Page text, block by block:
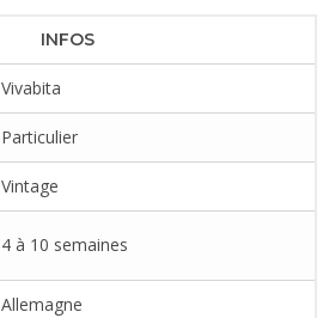
INFOS
Vivabita
Particulier
Vintage
4 à 10 semaines
Allemagne